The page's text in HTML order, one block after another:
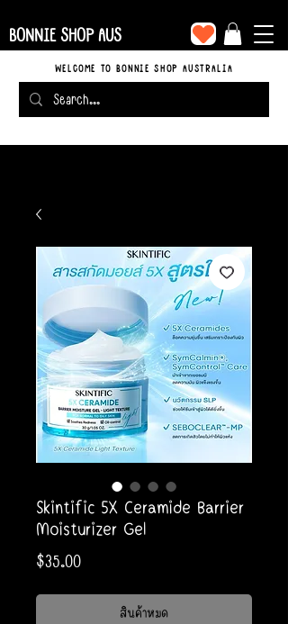
BONNIE SHOP AUS
WELCOME TO BONNIE SHOP AUSTRALIA
Skintific 5X Ceramide Barrier
Moisturizer Gel
$35.00ราคา
สินค้าหมด